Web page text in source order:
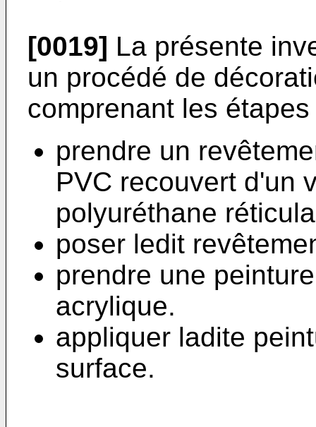
[0019] La présente
un procédé de
comprenant les
prendre un
PVC recouvert d'un
polyuréthane
poser ledit
prendre une
acrylique.
appliquer ladite
surface.